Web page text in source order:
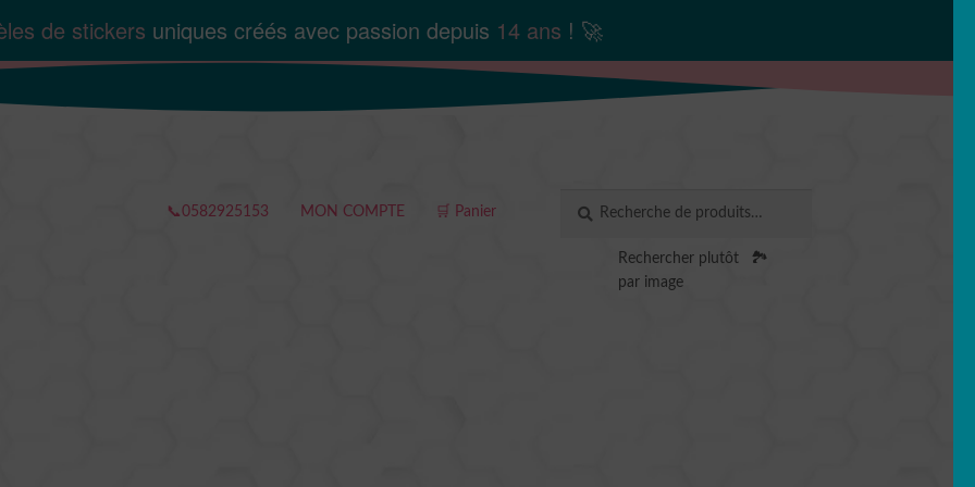
de stickers uniques créés avec passion depuis 14 ans ! 🚀
📞0582925153 MON COMPTE 🛒 Panier
pour :
RECHERCHE
Rechercher plutôt
par image
🏞️